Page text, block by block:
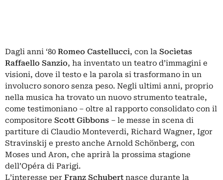
Dagli anni ‘80 Romeo Castellucci, con la Socìetas
Raffaello Sanzio, ha inventato un teatro d’immagini e
visioni, dove il testo e la parola si trasformano in un
involucro sonoro senza peso. Negli ultimi anni, proprio
nella musica ha trovato un nuovo strumento teatrale,
come testimoniano – oltre al rapporto consolidato con il
compositore Scott Gibbons – le messe in scena di
partiture di Claudio Monteverdi, Richard Wagner, Igor
Stravinskij e presto anche Arnold Schönberg, con
Moses und Aron, che aprirà la prossima stagione
dell’Opéra di Parigi.
L’interesse per Franz Schubert nasce durante la